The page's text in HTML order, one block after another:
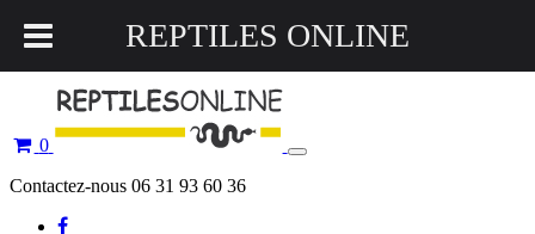
0
Toggle
Contactez-nous 06 31 93 60 36
REPTILES ONLINE